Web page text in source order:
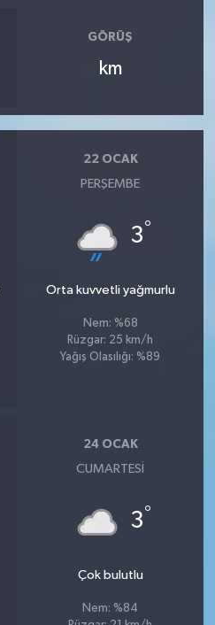
GÖRÜŞ
km
22 OCAK
PERŞEMBE
3°
Orta kuvvetli yağmurlu
Nem: %68
Rüzgar: 25 km/h
Yağış Olasılığı: %89
24 OCAK
CUMARTESI
3°
Çok bulutlu
Nem: %84